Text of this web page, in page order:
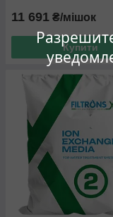
11 691 ₴/мішок
Купити